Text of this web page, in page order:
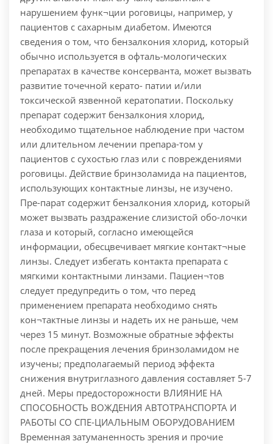
нарушением функ¬ции роговицы, например, у
пациентов с сахарным диабетом. Имеются
сведения о том, что бензалкония хлорид, который
обычно используется в офталь-мологических
препаратах в качестве консерванта, может вызвать
развитие точечной керато- патии и/или
токсической язвенной кератопатии. Поскольку
препарат содержит бензалкония хлорид,
необходимо тщательное наблюдение при частом
или длительном лечении препара-том у
пациентов с сухостью глаз или с повреждениями
роговицы. Действие бринзоламида на пациентов,
использующих контактные линзы, не изучено.
Пре-парат содержит бензалкония хлорид, который
может вызвать раздражение слизистой обо-лочки
глаза и который, согласно имеющейся
информации, обесцвечивает мягкие контакт¬ные
линзы. Следует избегать контакта препарата с
мягкими контактными линзами. Пациен¬тов
следует предупредить о том, что перед
применением препарата необходимо снять
кон¬тактные линзы и надеть их не раньше, чем
через 15 минут. Возможные обратные эффекты
после прекращения лечения бринзоламидом не
изучены; предполагаемый период эффекта
снижения внутриглазного давления составляет 5-7
дней. Меры предосторожности ВЛИЯНИЕ НА
СПОСОБНОСТЬ ВОЖДЕНИЯ АВТОТРАНСПОРТА И
РАБОТЫ СО СПЕ-ЦИАЛЬНЫМ ОБОРУДОВАНИЕМ
Временная затуманенность зрения и прочие